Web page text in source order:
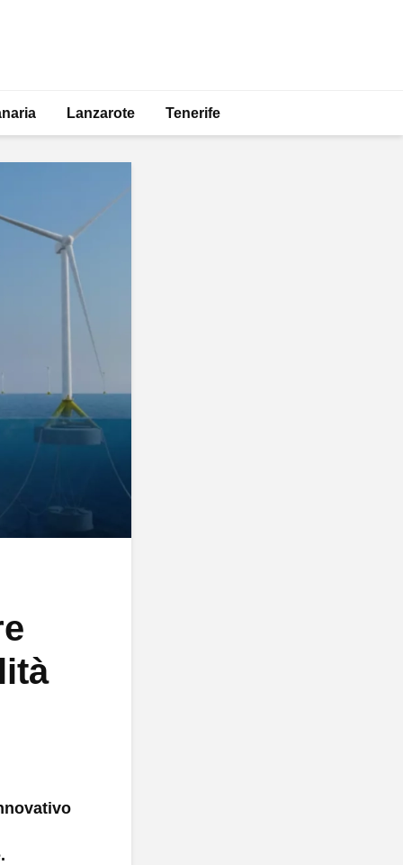
Lanzarote Tenerife